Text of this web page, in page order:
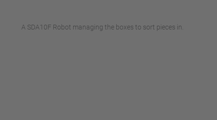
A SDA10F Robot managing the boxes to sort pieces in.